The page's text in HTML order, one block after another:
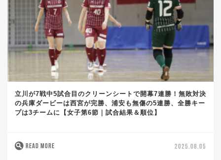
立川が7戦中5試合目のクリーンシートで開幕7連勝！無敗対決
の兵庫ダービーは西宮が完勝、浦安も無傷の5連勝、全勝キー
プは3チームに【女子第6節｜試合結果＆順位】
READ MORE 2025.08.05